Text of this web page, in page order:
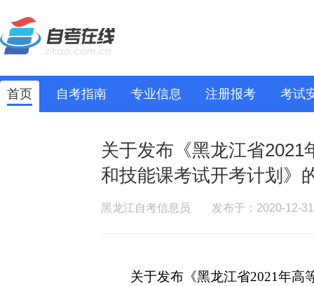
首页 自考指南 专业信息 注册报考 考试
关于发布《黑龙江省
和技能课考试开考计划》
黑龙江自考信息员 发布于：2020-12-31
关于发布《黑龙江省2021年高